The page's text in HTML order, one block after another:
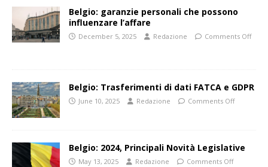
Belgio: garanzie personali che possono
influenzare l’affare
December 5, 2025 Redazione Comments Off
Belgio: Trasferimenti di dati FATCA e GDPR
June 10, 2025 Redazione Comments Off
Belgio: 2024, Principali Novità Legislative
May 13, 2025 Redazione Comments Off